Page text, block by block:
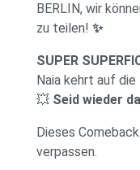
BERLIN, wir
zu teilen! ✨
SUPER
Naia kehrt auf die
💥 Seid wieder
Dieses
verpassen.